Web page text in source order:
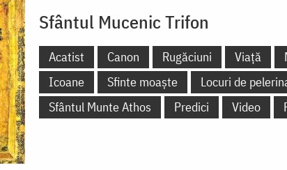
Sfântul Mucenic Trifon
Acatist Canon Rugăciuni Viață
Icoane
Sfinte moaște
Locuri de
Sfântul Munte Athos
Predici Video